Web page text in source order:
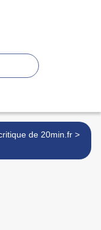
Une critique de 20min.fr >